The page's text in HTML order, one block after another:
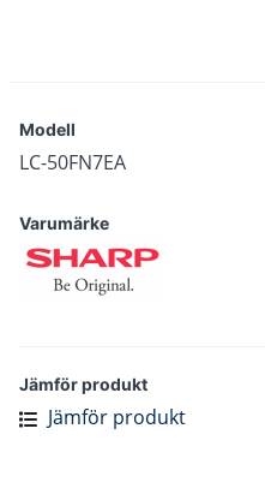
Modell
LC-50FN7EA
Varumärke
Jämför produkt
Jämför produkt